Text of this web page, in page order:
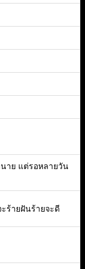
าย แต่รอหลายวัน
ร้ายฝันร้ายจะดี